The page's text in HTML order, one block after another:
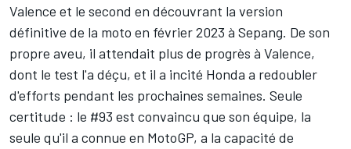
Valence et le second en découvrant la version
définitive de la moto en février 2023 à Sepang. De son
propre aveu, il attendait plus de progrès à Valence,
dont le test l'a déçu, et il a incité Honda a redoubler
d'efforts pendant les prochaines semaines. Seule
certitude : le #93 est convaincu que son équipe, la
seule qu'il a connue en MotoGP, a la capacité de